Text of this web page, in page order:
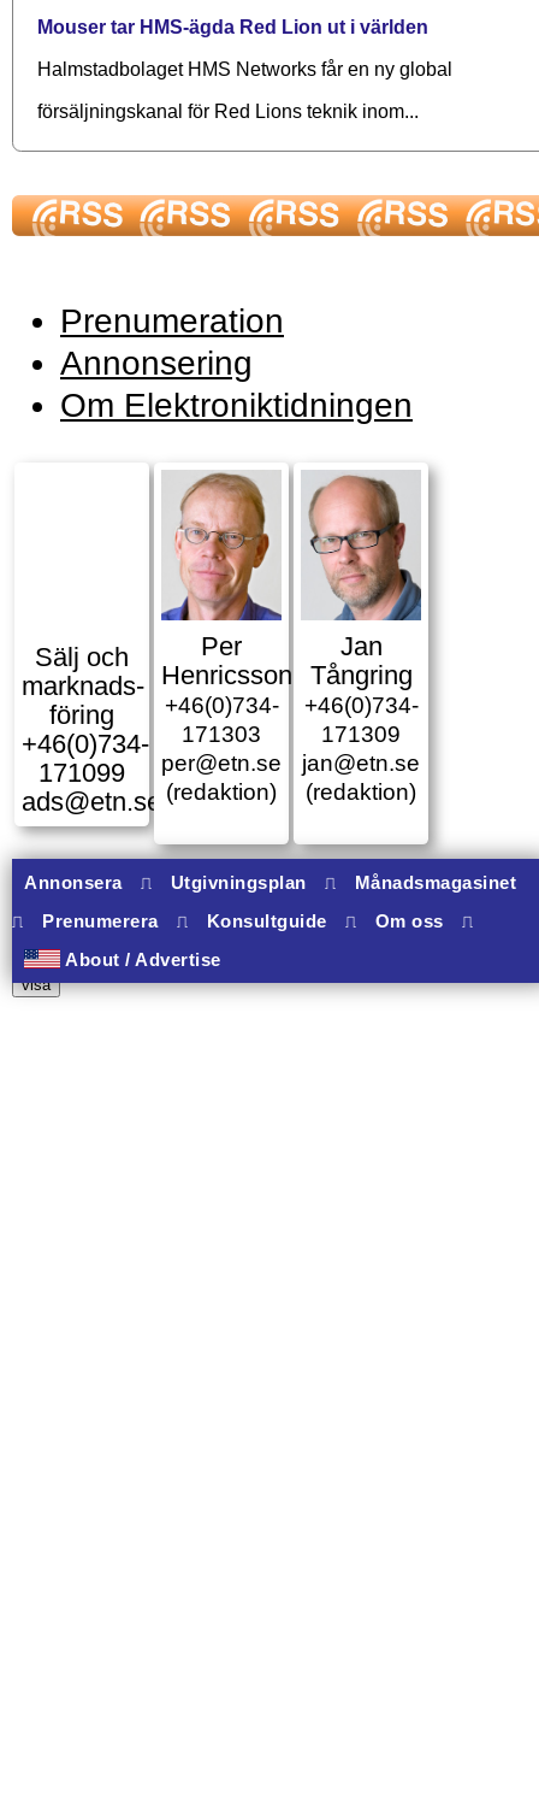
Mouser tar HMS-ägda Red Lion ut i världen
Halmstadbolaget HMS Networks får en ny global
försäljningskanal för Red Lions teknik inom...
Prenumeration
Annonsering
Om Elektroniktidningen
Sälj och
marknads­
föring
+46(0)734-
171099
ads@etn.se
Per
Henricsson
+46(0)734-
171303
per@etn.se
(redaktion)
Jan
Tångring
+46(0)734-
171309
jan@etn.se
(redaktion)
Annonsera ⎍ Utgivningsplan ⎍
Månadsmagasinet
⎍
Prenumerera ⎍ Konsultguide ⎍ Om oss
⎍
About / Advertise
10 banners varav 10 har onclick.